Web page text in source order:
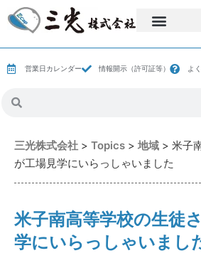
営業日カレンダー 情報開示（許可証等） よ
三光株式会社 > Topics > 地域 > 米子
が工場見学にいらっしゃいました
米子南高等学校の生徒
学にいらっしゃいまし